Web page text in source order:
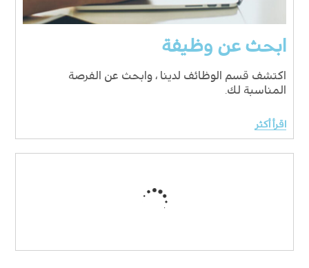
ابحث عن وظيفة
اكتشف قسم الوظائف لدينا ، وابحث عن الفرصة
المناسبة لك.
اقرأ أكثر